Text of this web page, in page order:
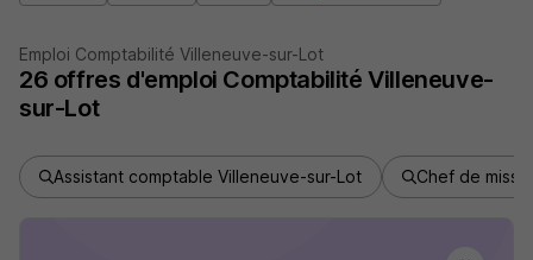
Emploi Comptabilité Villeneuve-sur-Lot
26 offres d'emploi Comptabilité Villeneuve-
sur-Lot
Assistant comptable Villeneuve-sur-Lot Chef de